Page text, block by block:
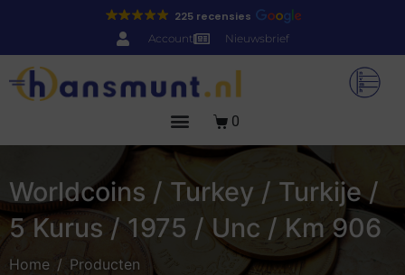
225 recensies
Account Nieuwsbrief
0
Worldcoins / Turkey / Turkije /
5 Kurus / 1975 / Unc / Km 906
Home
Producten